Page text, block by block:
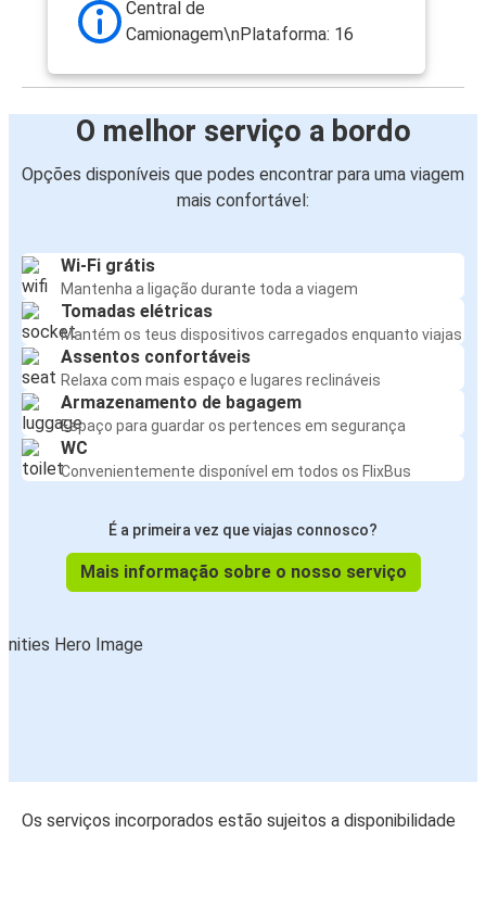
Central de
Camionagem\nPlataforma: 16
O melhor serviço a bordo
Opções disponíveis que podes encontrar para uma viagem
mais confortável:
Wi-Fi grátis
Mantenha a ligação durante toda a viagem
Tomadas elétricas
Mantém os teus dispositivos carregados enquanto viajas
Assentos confortáveis
Relaxa com mais espaço e lugares reclináveis
Armazenamento de bagagem
Espaço para guardar os pertences em segurança
WC
Convenientemente disponível em todos os FlixBus
É a primeira vez que viajas connosco?
Mais informação sobre o nosso serviço
Os serviços incorporados estão sujeitos a disponibilidade